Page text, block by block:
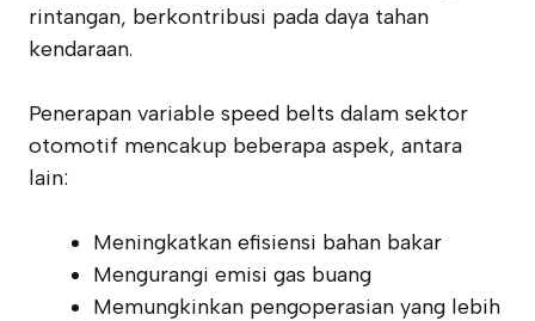
rintangan, berkontribusi pada daya tahan
kendaraan.
Penerapan variable speed belts dalam sektor
otomotif mencakup beberapa aspek, antara
lain:
Meningkatkan efisiensi bahan bakar
Mengurangi emisi gas buang
Memungkinkan pengoperasian yang lebih